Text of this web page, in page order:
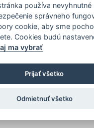
používa nevyhnutné
správneho
cookie, aby sme
Cookies budú
ma vybrať
Prijať všetko
Odmietnuť všetko